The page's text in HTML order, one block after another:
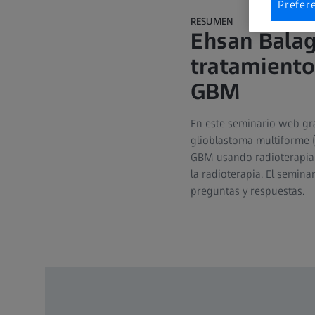
RESUMEN
Ehsan
GBM
En este seminario web
glioblastoma multiforme
GBM usando
la radioterapia. El
preguntas y respuestas.